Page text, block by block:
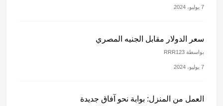
7 يوليو، 2024
سعر الدولار مقابل الجنيه المصري
بواسطة RRR123
7 يوليو، 2024
العمل من المنزل: بوابة نحو آفاق جديدة